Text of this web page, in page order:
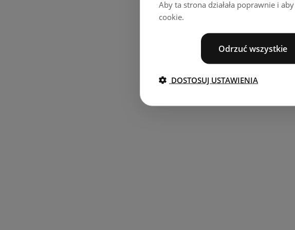
Aby ta strona działała poprawnie i
cookie.
Odrzuć wszystkie
DOSTOSUJ USTAWIENIA